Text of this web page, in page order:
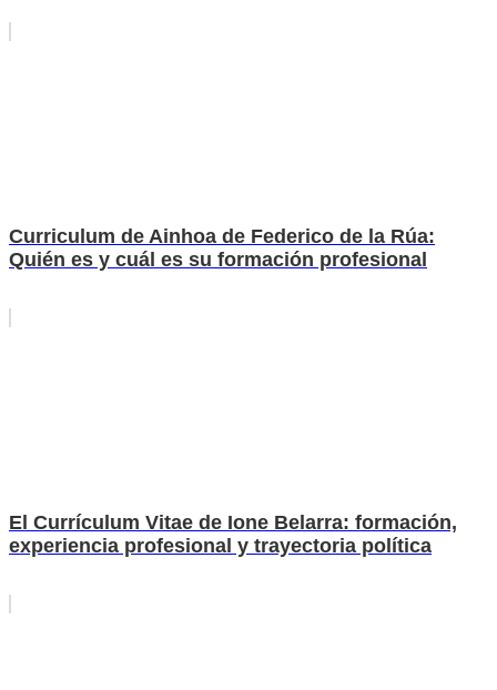
Curriculum de Ainhoa de Federico de la Rúa:
Quién es y cuál es su formación profesional
El Currículum Vitae de Ione Belarra: formación,
experiencia profesional y trayectoria política